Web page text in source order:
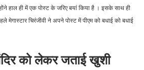
हाल ही में एक पोस्ट के जरिए बयां किया है । इसके साथ ही
मेगास्टार चिरंजीवी ने अपने पोस्ट में पीएम को बधाई को बधाई
को लेकर जताई खुशी